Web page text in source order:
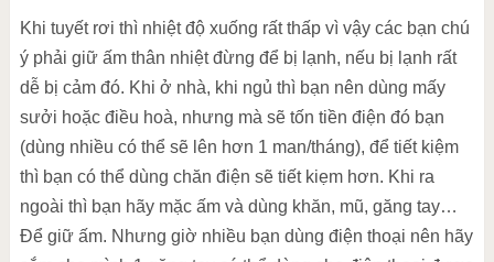
Khi tuyết rơi thì nhiệt độ xuống rất thấp vì vậy các bạn chú
ý phải giữ ấm thân nhiệt đừng để bị lạnh, nếu bị lạnh rất
dễ bị cảm đó. Khi ở nhà, khi ngủ thì bạn nên dùng mấy
sưởi hoặc điều hoà, nhưng mà sẽ tốn tiền điện đó bạn
(dùng nhiều có thể sẽ lên hơn 1 man/tháng), để tiết kiệm
thì bạn có thể dùng chăn điện sẽ tiết kiẹm hơn. Khi ra
ngoài thì bạn hãy mặc ấm và dùng khăn, mũ, găng tay…
Để giữ ấm. Nhưng giờ nhiều bạn dùng điện thoại nên hãy